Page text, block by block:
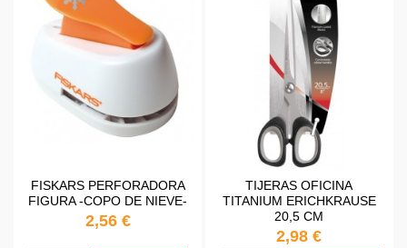
FISKARS PERFORADORA
FIGURA -COPO DE NIEVE-
2,56 €
TIJERAS OFICINA
TITANIUM ERICHKRAUSE
20,5 CM
2,98 €